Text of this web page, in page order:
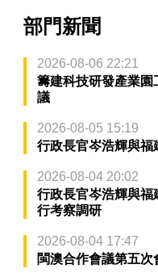
部門新聞
2026-08-06 22:21
籌建科技研發產業
議
2026-08-05 15:19
行政長官岑浩輝與福
2026-08-04 20:02
行政長官岑浩輝與福
行考察調研
2026-08-04 17:47
閩澳合作會議第五